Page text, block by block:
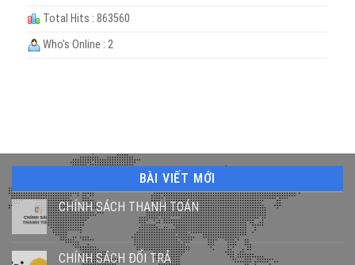
Total Hits : 863560
Who's Online : 2
BÀI VIẾT MỚI
CHÍNH SÁCH THANH TOÁN
CHÍNH SÁCH ĐỔI TRẢ